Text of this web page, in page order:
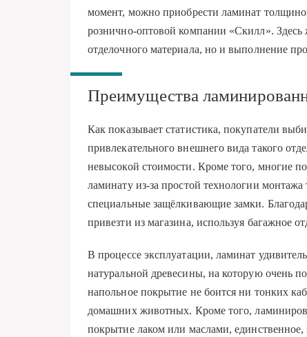
момент, можно приобрестиламинат
рознично-оптовой компании «Скилл». Здесь
отделочного материала, но и выполнение
Преимущества
Как показывает статистика, покупатели
привлекательного внешнего вида такого
невысокой стоимости. Кроме того, многие
ламинату из-за простой технологии
специальные защёлкивающие замки.
привезти из магазина, используя багажное
В процессе эксплуатации, ламинат
натуральной древесины, на которую очень
напольное покрытие не боится ни тонких
домашних животных. Кроме того,
покрытие лаком или маслами, единственное,